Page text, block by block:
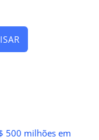
500 milhões em